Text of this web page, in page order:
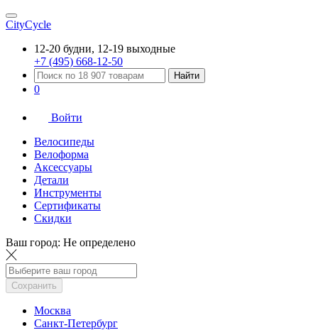
CityCycle
12-20 будни, 12-19 выходные
+7 (495) 668-12-50
Найти
0
Войти
Велосипеды
Велоформа
Аксессуары
Детали
Инструменты
Сертификаты
Скидки
Ваш город: Не определено
Сохранить
Москва
Санкт-Петербург